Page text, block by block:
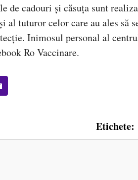
de cadouri și căsuța sunt
al tuturor celor care au ales să
Inimosul personal al
Ro Vaccinare.
Etichete: